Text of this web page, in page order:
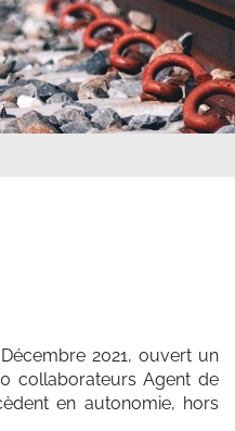
2021, ouvert un
collaborateurs Agent de
en autonomie, hors